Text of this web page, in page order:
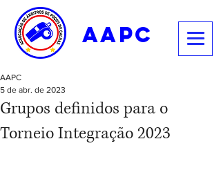
aapc
Grupos definidos para o
Torneio Integração 2023
AAPC
5 de abr. de 2023